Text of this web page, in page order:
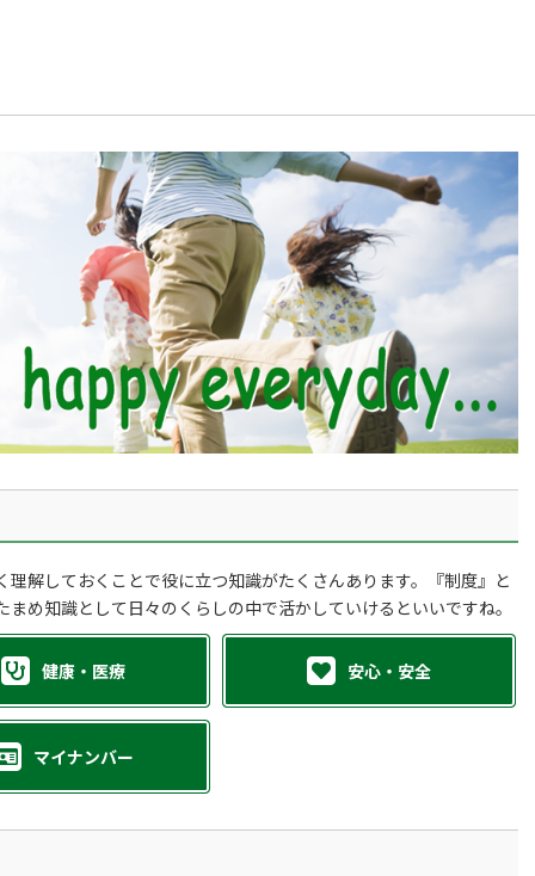
解しておくことで役に立つ知識がたくさんあります。『制度』と
め知識として日々のくらしの中で活かしていけるといいですね。
健康・医療 安心・安全
マイナンバー